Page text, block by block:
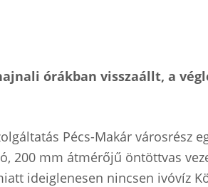
hajnali órákban visszaállt, a
Pécs-Makár városrész
200 mm átmérőjű öntöttvas
ideiglenesen nincsen ivóvíz